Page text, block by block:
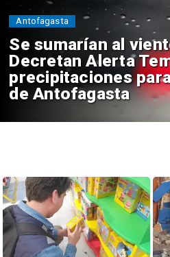
Se sumarían al
Decretan Alerta
precipitaciones
de Antofagasta
Antofagasta